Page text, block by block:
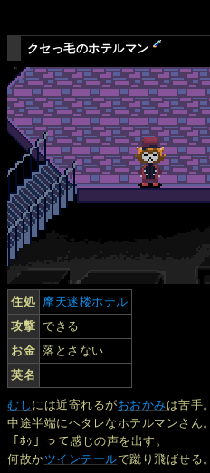
クセっ毛のホテルマン
住処 摩天迷楼ホテル
攻撃 できる
お金 落とさない
英名
むし には近寄れるがおおかみは苦手。
中途半端にヘタレなホテルマンさん。
「ﾎｩ」って感じの声を出す。
何故かツインテールで蹴り飛ばせる。